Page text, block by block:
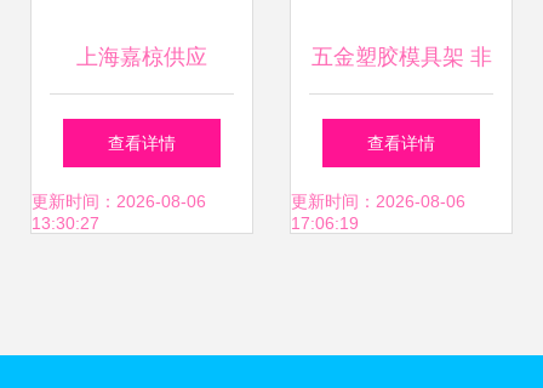
上海嘉椋供应
ASP23粉末高速钢
塑料模具制造的理
查看详情
更新时间：2026-08-06
13:30:27
五金塑胶模具架 非
标定制与厂家选择
指南
查看详情
更新时间：2026-08-06
17:06:19